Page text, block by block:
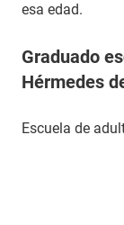
esa edad.
Graduado
Hérmedes
Escuela de